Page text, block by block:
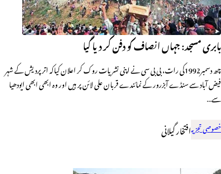
بابری مسجد: جہاں انصاف کو دفن کر دیا گیا
چھ دسمبر1992کی رات، بی بی سی نے اپنی نشریات روک کر اعلان کیاکہ اتر پردیش کے شہر
فیض آباد سے سنڈے آبزرور کے نمائندے قربان علی لائن پر ہیں اور وہ ابھی ابھی ایودھیا
سے…
خصوصی تجزیہافتخار گیلانی